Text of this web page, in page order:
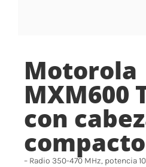
Motorola
MXM600
con
compacto
– Radio 350-470 MHz, potencia